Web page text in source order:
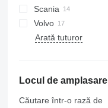
CF 75
CF 85
LF 45
LF 55
LF 55 180
XF
XF 95
XF 105
XG
XG+
Trakker
TGL
TGM
TGS
Actros
Antos
Arocs
Kerax
Midlum
Premium
Scania
P-series
R-series
Volvo
FH
FMX
Arată tuturor
Locul de amplasare
Căutare într-o rază de